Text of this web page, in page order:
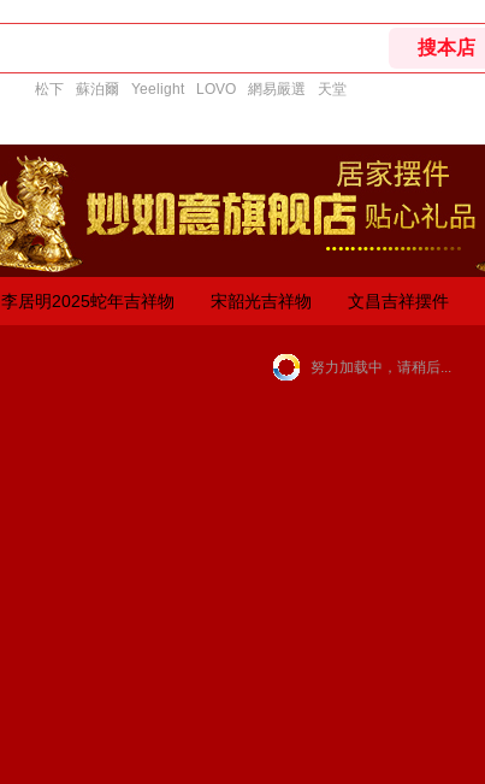
松下 蘇泊爾 Yeelight LOVO 網易嚴選 天堂
李居明2025蛇年吉祥物 宋韶光吉祥物 文昌吉祥摆件
努力加载中，请稍后...